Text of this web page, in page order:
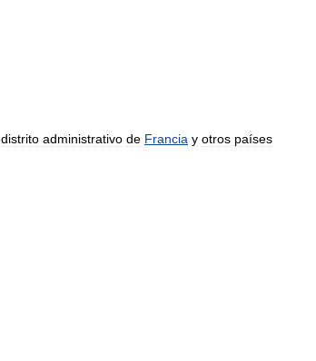
distrito administrativo de Francia y otros países